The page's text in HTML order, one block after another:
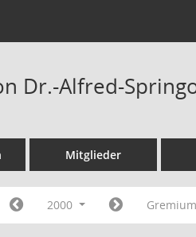
Dr.-Alfred-
Mitglieder
2000